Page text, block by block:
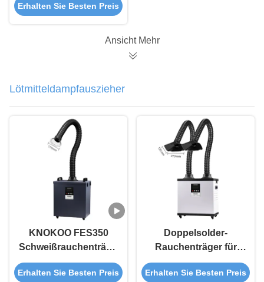
Rauchreiniger 210
Erhalten Sie Besten Preis
Ansicht Mehr
Lötmitteldampfauszieher
KNOKOO FES350
Schweißrauchenträger
mit 430m3/h
Luftvolumen 99,97%
Erhalten Sie Besten Preis
Doppelsolder-
Rauchenträger für
Reparaturwerkstätten
Erhalten Sie Besten Preis